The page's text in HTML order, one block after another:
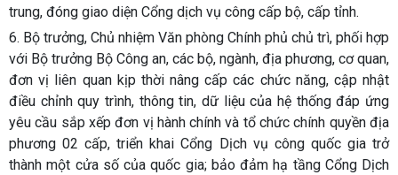
trung, đóng giao diện Cổng dịch vụ công cấp bộ, cấp tỉnh.
6. Bộ trưởng, Chủ nhiệm Văn phòng Chính phủ chủ trì, phối hợp
với Bộ trưởng Bộ Công an, các bộ, ngành, địa phương, cơ quan,
đơn vị liên quan kịp thời nâng cấp các chức năng, cập nhật
điều chỉnh quy trình, thông tin, dữ liệu của hệ thống đáp ứng
yêu cầu sắp xếp đơn vị hành chính và tổ chức chính quyền địa
phương 02 cấp, triển khai Cổng Dịch vụ công quốc gia trở
thành một cửa số của quốc gia; bảo đảm hạ tầng Cổng Dịch